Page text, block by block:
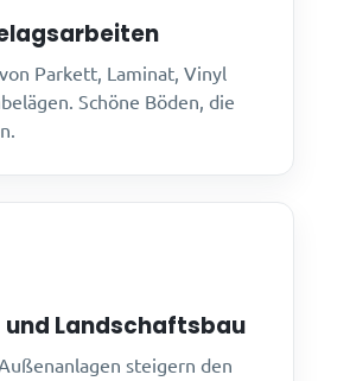
Parkett, Laminat, Vinyl
Schöne Böden, die
Landschaftsbau
steigern den